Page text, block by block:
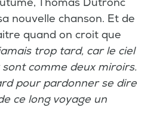
nouvelle chanson. Et de
quand on croit que
trop tard, car le ciel
comme deux miroirs.
pour pardonner se dire
ce long voyage un